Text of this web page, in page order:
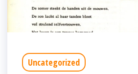
Uncategorized